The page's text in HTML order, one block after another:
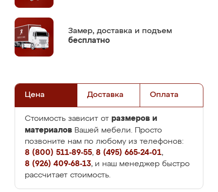
Замер, доставка и подъем
бесплатно
Цена Доставка Оплата
Стоимость зависит от размеров и
материалов Вашей мебели. Просто
позвоните нам по любому из телефонов:
8 (800) 511-89-55, 8 (495) 665-24-01,
8 (926) 409-68-13, и наш менеджер быстро
рассчитает стоимость.